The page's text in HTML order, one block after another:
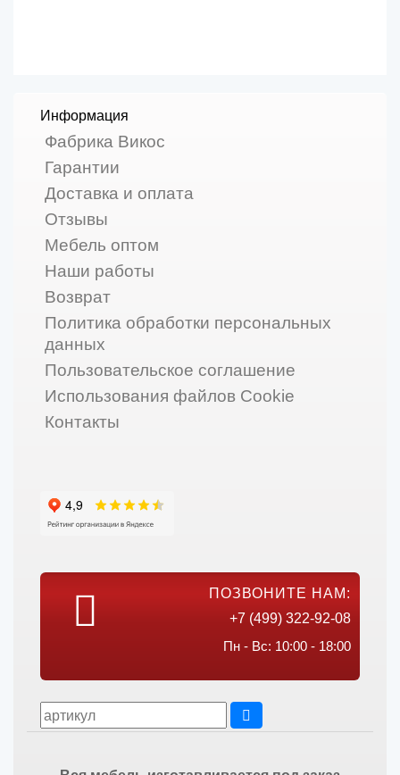
Информация
Фабрика Викос
Гарантии
Доставка и оплата
Отзывы
Мебель оптом
Наши работы
Возврат
Политика обработки персональных
данных
Пользовательское соглашение
Использования файлов Cookie
Контакты
ПОЗВОНИТЕ НАМ:
+7 (499) 322-92-08
Пн - Вс: 10:00 - 18:00